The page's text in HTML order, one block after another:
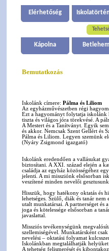
Elérhetőség
Kápolna Betlehem
Bemutatkozás
Iskolánk címere: Pálma és Liliom
Az egyházművészetben régi
Ezt a hagyományt folytatja iskolánk
tiszta és világos jóra törekvésé. A
A Mestert és a Tanítványt. Egyik
és akkor. Nemcsak Szent Gellért és
Pálma és Liliom. Legyen szemünk
(Nyáry Zsigmond igazgató)
Iskolánk eredendően a vallásukat
biztosítani. A XXI. század elején a
családja az egyház közösségéhez
jelenti. A mi missziónk elsősorban
veszítené minden nevelői gesztusunk.
Hisszük, hogy hatékony oktatás és
lehetséges. Szülő, diák és tanár
utalt munkatársai. A partnerséget és
joga és kötelessége elsősorban a
javaslattal.
Missziós tevékenységünk
szellemiségével. Munkatársként
nevelési – oktatási folyamat
Iskolánkban megtalálhatják
A tehetség felismerését és